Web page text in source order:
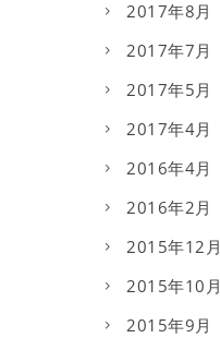
2017年8月
2017年7月
2017年5月
2017年4月
2016年4月
2016年2月
2015年12月
2015年10月
2015年9月